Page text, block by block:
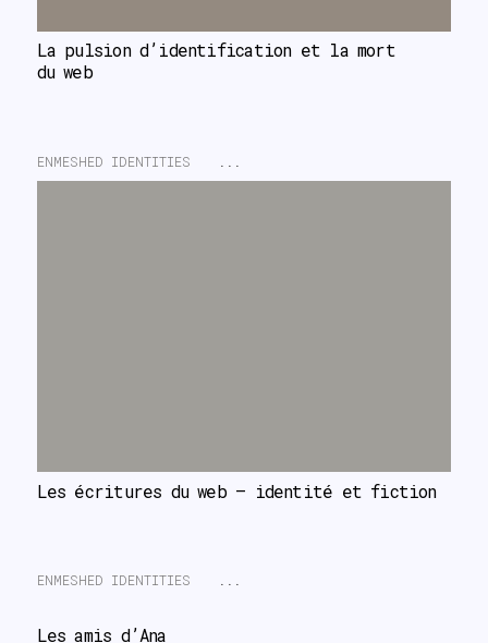
La pulsion d’identification et la mort
du web
ENMESHED IDENTITIES ...
Les écritures du web – identité et fiction
ENMESHED IDENTITIES ...
Les amis d’Ana